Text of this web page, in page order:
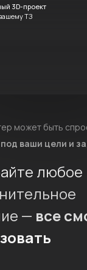
3D-проект
ТЗ
может быть
под ваши цели и
любое
— все